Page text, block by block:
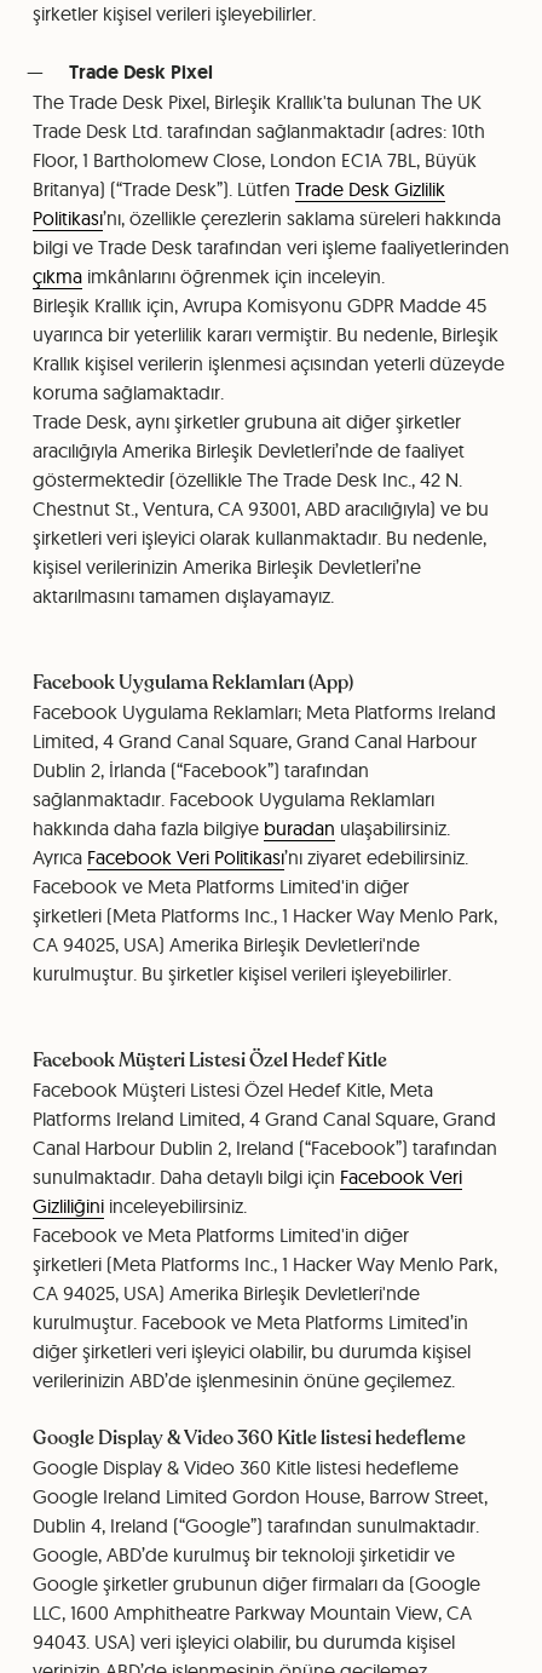
şirketler kişisel verileri işleyebilirler.
Trade Desk Pixel
The Trade Desk Pixel, Birleşik Krallık'ta bulunan The UK
Trade Desk Ltd. tarafından sağlanmaktadır (adres: 10th
Floor, 1 Bartholomew Close, London EC1A 7BL, Büyük
Britanya) (“Trade Desk”). Lütfen Trade Desk Gizlilik
Politikası’nı, özellikle çerezlerin saklama süreleri hakkında
bilgi ve Trade Desk tarafından veri işleme faaliyetlerinden
çıkmaimkânlarını öğrenmek için inceleyin.
Birleşik Krallık için, Avrupa Komisyonu GDPR Madde 45
uyarınca bir yeterlilik kararı vermiştir. Bu nedenle, Birleşik
Krallık kişisel verilerin işlenmesi açısından yeterli düzeyde
koruma sağlamaktadır.
Trade Desk, aynı şirketler grubuna ait diğer şirketler
aracılığıyla Amerika Birleşik Devletleri’nde de faaliyet
göstermektedir (özellikle The Trade Desk Inc., 42 N.
Chestnut St., Ventura, CA 93001, ABD aracılığıyla) ve bu
şirketleri veri işleyici olarak kullanmaktadır. Bu nedenle,
kişisel verilerinizin Amerika Birleşik Devletleri’ne
aktarılmasını tamamen dışlayamayız.
Facebook Uygulama Reklamları (App)
Facebook Uygulama Reklamları; Meta Platforms Ireland
Limited, 4 Grand Canal Square, Grand Canal Harbour
Dublin 2, İrlanda (“Facebook”) tarafından
sağlanmaktadır. Facebook Uygulama Reklamları
hakkında daha fazla bilgiye buradan ulaşabilirsiniz.
Ayrıca Facebook Veri Politikası’nı ziyaret edebilirsiniz.
Facebook ve Meta Platforms Limited'in diğer
şirketleri (Meta Platforms Inc., 1 Hacker Way Menlo Park,
CA 94025, USA) Amerika Birleşik Devletleri'nde
kurulmuştur. Bu şirketler kişisel verileri işleyebilirler.
Facebook Müşteri Listesi Özel Hedef Kitle
Facebook Müşteri Listesi Özel Hedef Kitle, Meta
Platforms Ireland Limited, 4 Grand Canal Square, Grand
Canal Harbour Dublin 2, Ireland (“Facebook”) tarafından
sunulmaktadır. Daha detaylı bilgi için Facebook Veri
Gizliliğiniinceleyebilirsiniz.
Facebook ve Meta Platforms Limited'in diğer
şirketleri (Meta Platforms Inc., 1 Hacker Way Menlo Park,
CA 94025, USA) Amerika Birleşik Devletleri'nde
kurulmuştur. Facebook ve Meta Platforms Limited’in
diğer şirketleri veri işleyici olabilir, bu durumda kişisel
verilerinizin ABD’de işlenmesinin önüne geçilemez.
Google Display & Video 360 Kitle listesi hedefleme
Google Display & Video 360 Kitle listesi hedefleme
Google Ireland Limited Gordon House, Barrow Street,
Dublin 4, Ireland (“Google”) tarafından sunulmaktadır.
Google, ABD’de kurulmuş bir teknoloji şirketidir ve
Google şirketler grubunun diğer firmaları da (Google
LLC, 1600 Amphitheatre Parkway Mountain View, CA
94043. USA) veri işleyici olabilir, bu durumda kişisel